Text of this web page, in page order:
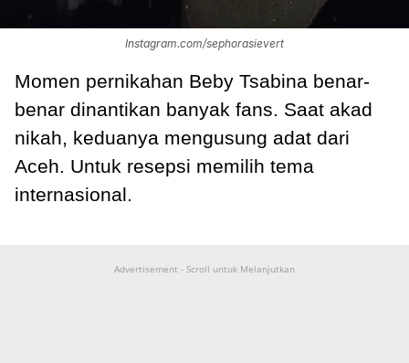
Instagram.com/sephorasievert
Momen pernikahan Beby Tsabina benar-
benar dinantikan banyak fans. Saat akad
nikah, keduanya mengusung adat dari
Aceh. Untuk resepsi memilih tema
internasional.
Advertisement - Scroll untuk Melanjutkan